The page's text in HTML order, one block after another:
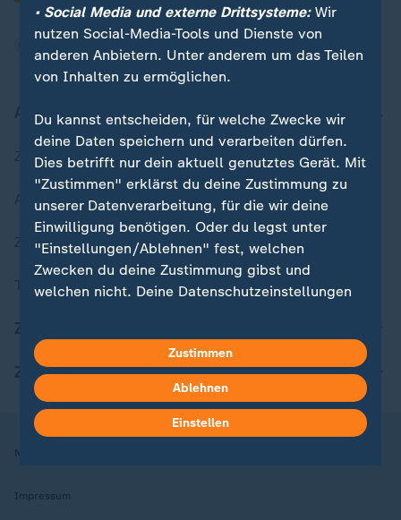
Aktuell bei ZDFheute
Zuletzt veröffentlicht
Aktuelle Sendungs-Videos
ZDFheute Stories
Themen im Überblick
ZDFheute Apps
Nutzungsbedingungen
Impressum
• Social Media und externe Drittsysteme:Wir
nutzen Social-Media-Tools und Dienste von
anderen Anbietern. Unter anderem um das Teilen
von Inhalten zu ermöglichen.
Du kannst entscheiden, für welche Zwecke wir
deine Daten speichern und verarbeiten dürfen.
Dies betrifft nur dein aktuell genutztes Gerät. Mit
"Zustimmen" erklärst du deine Zustimmung zu
unserer Datenverarbeitung, für die wir deine
Einwilligung benötigen. Oder du legst unter
"Einstellungen/Ablehnen" fest, welchen
Zwecken du deine Zustimmung gibst und
welchen nicht. Deine Datenschutzeinstellungen
Hier findest du das Impressum.
Weitere Informationen findest du in unserer
Datenschutzerklärung.
Zustimmen
Ablehnen
Einstellen